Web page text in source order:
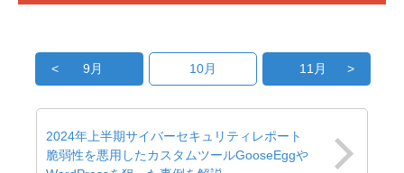
9月 10月 11月
2024年上半期サイバーセキュリティレポート
脆弱性を悪用したカスタムツールGooseEggや